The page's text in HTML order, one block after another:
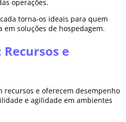
operações.
torna-os ideais para quem
em soluções de hospedagem.
e
recursos e oferecem desempenho
e agilidade em ambientes